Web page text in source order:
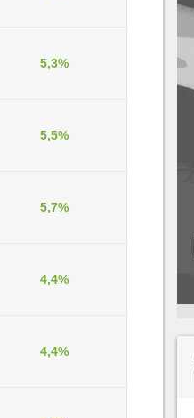
5,3%
5,5%
5,7%
4,4%
4,4%